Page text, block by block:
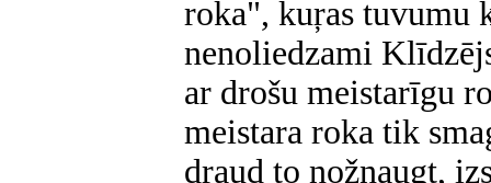
roka", kuŗas tuvumu
nenoliedzami
ar drošu meistarīgu
meistara roka tik
draud to nožņaugt,